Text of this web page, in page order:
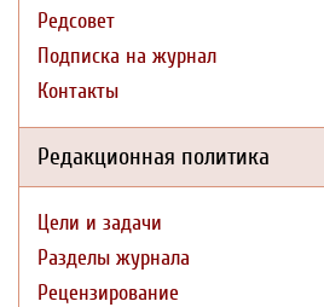
Редсовет
Подписка на журнал
Контакты
Редакционная политика
Цели и задачи
Разделы журнала
Рецензирование